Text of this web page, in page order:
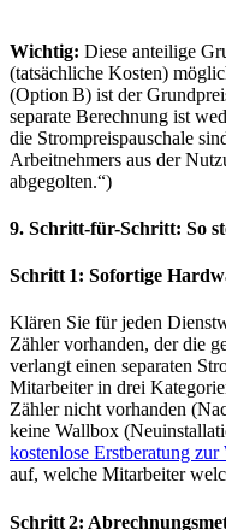
Wichtig: Diese anteilige
(tatsächliche Kosten)
(Option B) ist der
separate Berechnung ist
die Strompreispauschale
Arbeitnehmers aus der
abgegolten.“)
9. Schritt-für-Schritt: So
Schritt 1: Sofortige
Klären Sie für jeden
Zähler vorhanden, der die
verlangt einen separaten
Mitarbeiter in drei
Zähler nicht vorhanden
keine Wallbox
kostenlose Erstberatung
auf, welche Mitarbeiter
Schritt 2: